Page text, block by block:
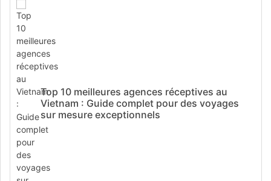
Top 10 meilleures agences réceptives au
Vietnam : Guide complet pour des voyages
sur mesure exceptionnels